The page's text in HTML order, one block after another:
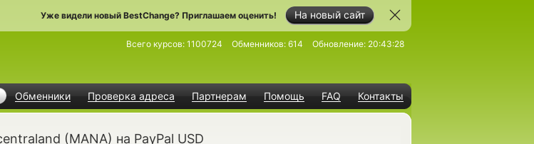
На новый сайт
Уже видели новый BestChange? Приглашаем оценить!
Обменники Проверка адреса Партнерам Помощь FAQ Контакты
Всего курсов: 1100724 Обменников: 614 Обновление: 20:43:28
(MANA) на PayPal USD